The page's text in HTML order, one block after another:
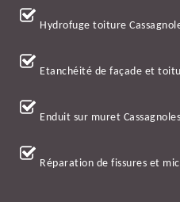
Hydrofuge toiture
Etanchéité de façade et
Enduit sur muret Cassagnoles
Réparation de fissures et